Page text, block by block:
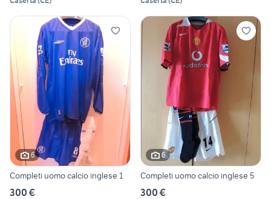
6
Completi uomo calcio inglese 1
300 €
6
Completi uomo calcio inglese 5
300 €